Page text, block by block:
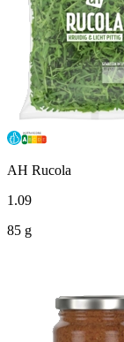
AH Rucola
1 .09
85 g